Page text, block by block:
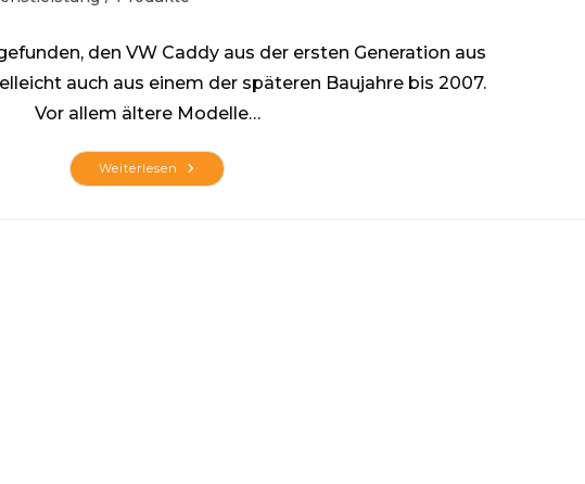
den VW Caddy aus der ersten Generation aus
auch aus einem der späteren Baujahre bis 2007.
Vor allem ältere Modelle…
Weiterlesen Stellen
Sie